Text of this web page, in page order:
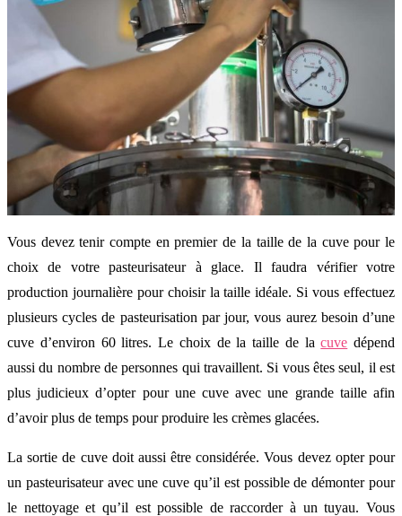
Vous devez tenir compte en premier de la taille de la cuve pour le
choix de votre pasteurisateur à glace. Il faudra vérifier votre
production journalière pour choisir la taille idéale. Si vous effectuez
plusieurs cycles de pasteurisation par jour, vous aurez besoin d’une
cuve d’environ 60 litres. Le choix de la taille de lacuve dépend
aussi du nombre de personnes qui travaillent. Si vous êtes seul, il est
plus judicieux d’opter pour une cuve avec une grande taille afin
d’avoir plus de temps pour produire les crèmes glacées.
La sortie de cuve doit aussi être considérée. Vous devez opter pour
un pasteurisateur avec une cuve qu’il est possible de démonter pour
le nettoyage et qu’il est possible de raccorder à un tuyau. Vous